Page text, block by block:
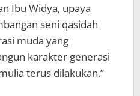
Ibu Widya, upaya
seni qasidah
muda yang
karakter generasi
terus dilakukan,”